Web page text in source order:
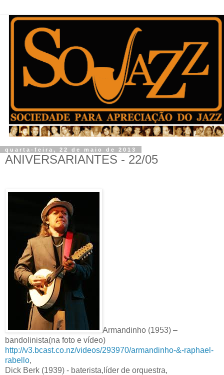
quarta-feira, 22 de maio de 2013
ANIVERSARIANTES - 22/05
Armandinho (1953) –
bandolinista(na foto e vídeo)
http://v3.bcast.co.nz/videos/293970/armandinho-&-raphael-
rabello,
Dick Berk (1939) - baterista,líder de orquestra,